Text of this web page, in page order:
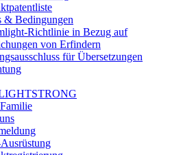
& Bedingungen
Richtlinie in Bezug auf
von Erfindern
für Übersetzungen